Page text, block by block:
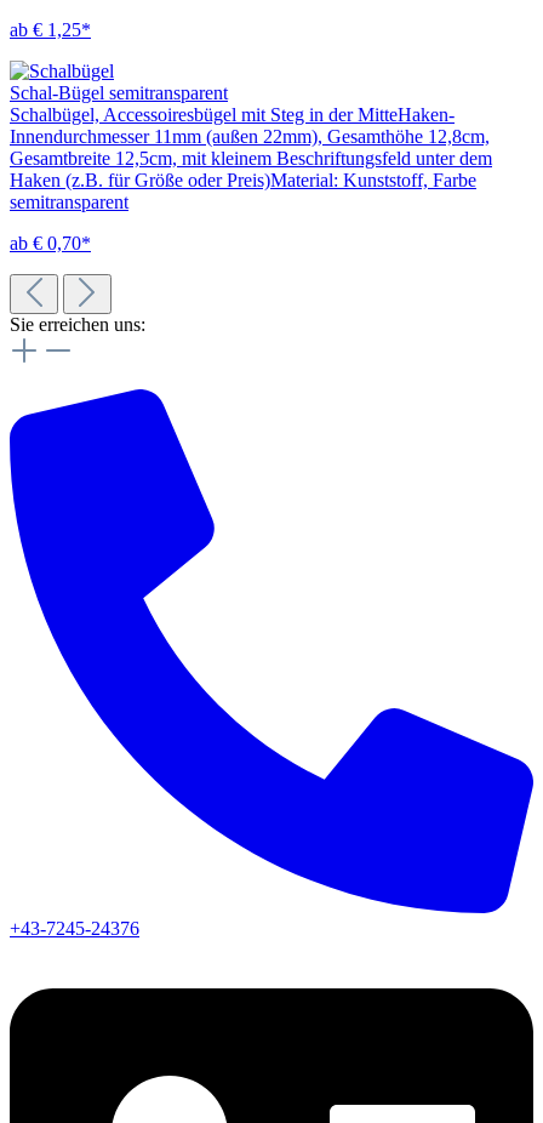
ab € 1,25*
Schal-Bügel semitransparent
Schalbügel, Accessoiresbügel mit Steg in der MitteHaken-
Innendurchmesser 11mm (außen 22mm), Gesamthöhe 12,8cm,
Gesamtbreite 12,5cm, mit kleinem Beschriftungsfeld unter dem
Haken (z.B. für Größe oder Preis)Material: Kunststoff, Farbe
semitransparent
ab € 0,70*
Sie erreichen uns:
+43-7245-24376